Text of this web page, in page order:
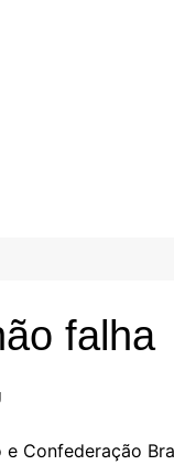
falha
Confederação